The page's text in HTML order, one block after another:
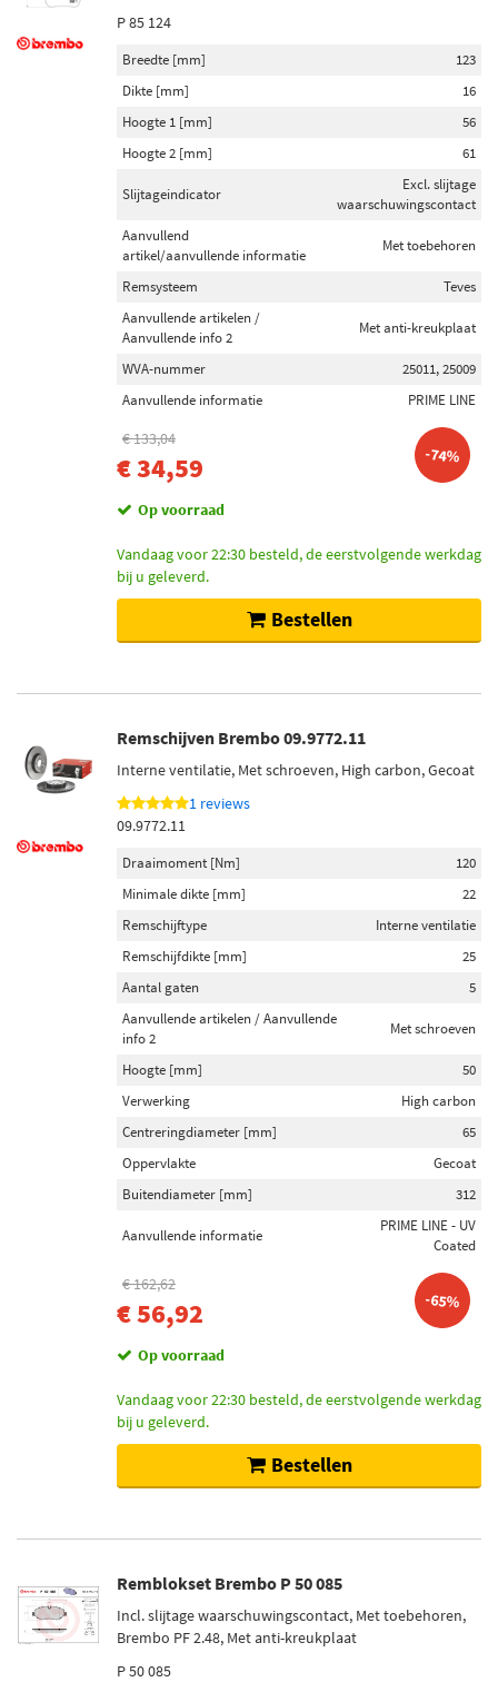
P 85 124
Breedte [mm]
123
Dikte [mm]
16
Hoogte 1 [mm]
56
Hoogte 2 [mm]
61
Slijtageindicator
Excl. slijtage
waarschuwingscontact
Aanvullend
artikel/aanvullende informatie
Met toebehoren
Remsysteem
Teves
Aanvullende artikelen /
Aanvullende info 2
Met anti-kreukplaat
WVA-nummer
25011, 25009
Aanvullende informatie
PRIME LINE
€ 133,04
€ 34,59 -74%
Op voorraad
Vandaag voor 22:30 besteld, de eerstvolgende werkdag
bij u geleverd.
Bestellen
Remschijven Brembo 09.9772.11
Interne ventilatie, Met schroeven, High carbon, Gecoat
1 reviews
09.9772.11
Draaimoment [Nm]
120
Minimale dikte [mm]
22
Remschijftype
Interne ventilatie
Remschijfdikte [mm]
25
Aantal gaten
5
Aanvullende artikelen / Aanvullende
info 2
Met schroeven
Hoogte [mm]
50
Verwerking
High carbon
Centreringdiameter [mm]
65
Oppervlakte
Gecoat
Buitendiameter [mm]
312
Aanvullende informatie
PRIME LINE - UV
Coated
€ 162,62
€ 56,92 -65%
Op voorraad
Vandaag voor 22:30 besteld, de eerstvolgende werkdag
bij u geleverd.
Bestellen
Remblokset Brembo P 50 085
Incl. slijtage waarschuwingscontact, Met toebehoren,
Brembo PF 2.48, Met anti-kreukplaat
P 50 085